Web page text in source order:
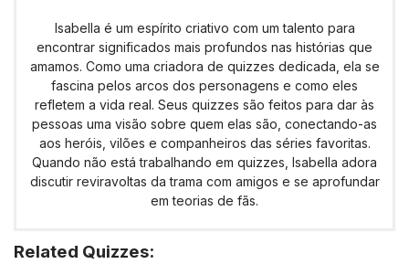
Isabella é um espírito criativo com um talento para
encontrar significados mais profundos nas histórias que
amamos. Como uma criadora de quizzes dedicada, ela se
fascina pelos arcos dos personagens e como eles
refletem a vida real. Seus quizzes são feitos para dar às
pessoas uma visão sobre quem elas são, conectando-as
aos heróis, vilões e companheiros das séries favoritas.
Quando não está trabalhando em quizzes, Isabella adora
discutir reviravoltas da trama com amigos e se aprofundar
em teorias de fãs.
Related Quizzes: